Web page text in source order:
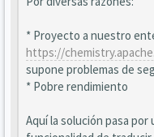
* Proyecto a nuestro
https://
supone problemas de
* Pobre rendimiento
Aquí la solución pasa